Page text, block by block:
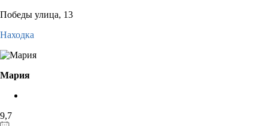
Победы улица, 13
Находка
Мария
9,7